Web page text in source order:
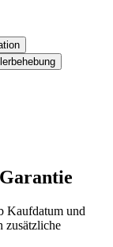
Kaufdatum und
zusätzliche